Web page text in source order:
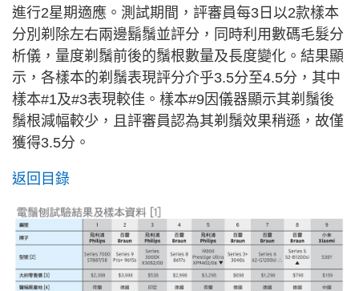
進行2星期適應。測試期間，評審員每3日以2款樣本
分別剃除左右兩邊鬍鬚並評分，同時利用數碼毛髮分
析儀，量度剃鬚前後的鬚根數量及長度變化。結果顯
示，各樣本的剃鬚表現評分介乎3.5分至4.5分，其中
樣本#1及#3表現較佳。樣本#9因儀器顯示其剃鬚後
鬚根減幅較少，且評審員認為其剃鬚效果稍遜，故僅
獲得3.5分。
返回目錄